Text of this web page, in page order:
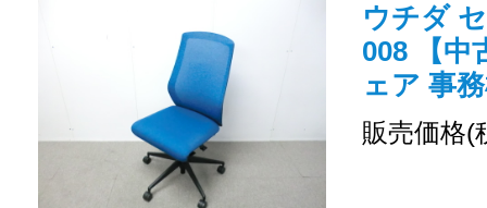
ウチダ
008 【中
ェア 事
販売価格(